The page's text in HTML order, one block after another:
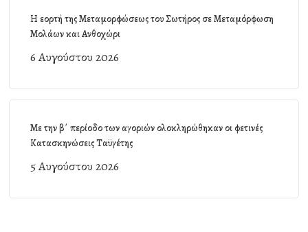
Η εορτή της Μεταμορφώσεως του Σωτήρος σε Μεταμόρφωση
Μολάων και Ανθοχώρι
6 Αυγούστου 2026
Με την β΄ περίοδο των αγοριών ολοκληρώθηκαν οι φετινές
Κατασκηνώσεις Ταϋγέτης
5 Αυγούστου 2026